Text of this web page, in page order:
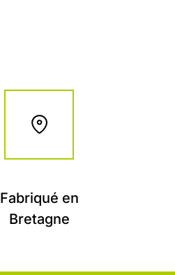
Fabriqué en
Bretagne